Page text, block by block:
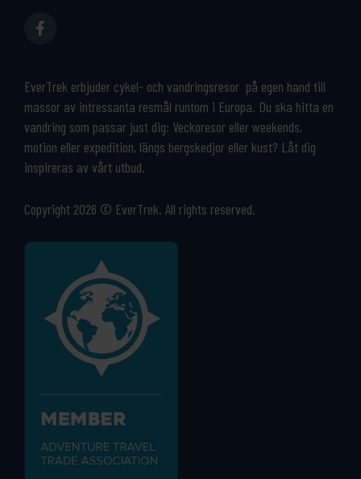
EverTrek erbjuder cykel- och vandringsresor på egen hand till
massor av intressanta resmål runtom i Europa. Du ska hitta en
vandring som passar just dig: Veckoresor eller weekends,
motion eller expedition, längs bergskedjor eller kust? Låt dig
inspireras av vårt utbud.
Copyright 2026 © EverTrek. All rights reserved.